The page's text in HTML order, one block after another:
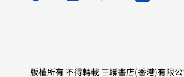
版權所有 不得轉載 三聯書店(香港)有限